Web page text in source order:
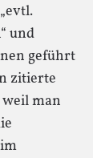
und
geführt
zitierte
man